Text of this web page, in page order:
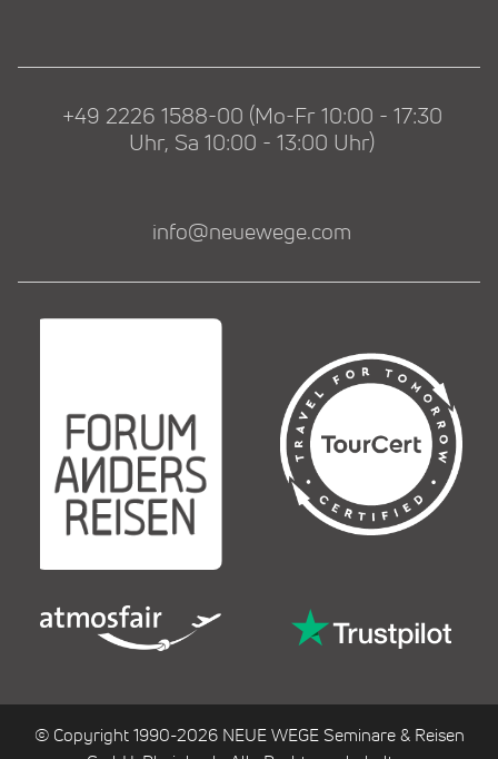
+49 2226 1588-00 (Mo-Fr 10:00 - 17:30
Uhr, Sa 10:00 - 13:00 Uhr)
info@neuewege.com
© Copyright 1990-2026 NEUE WEGE Seminare & Reisen